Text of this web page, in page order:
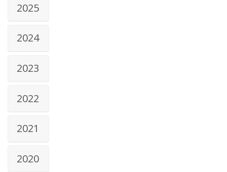
2025
2024
2023
2022
2021
2020